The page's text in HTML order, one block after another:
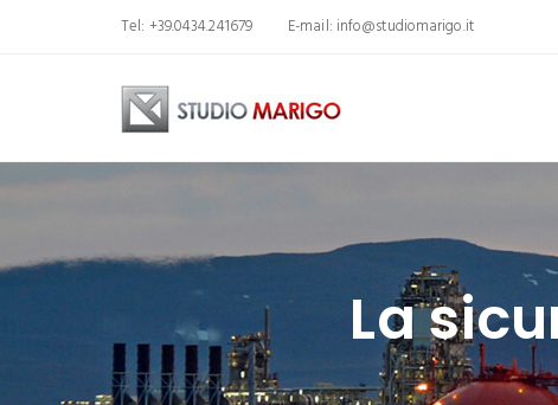
Tel: +39.0434.241679 E-mail: info@studiomarigo.it
La